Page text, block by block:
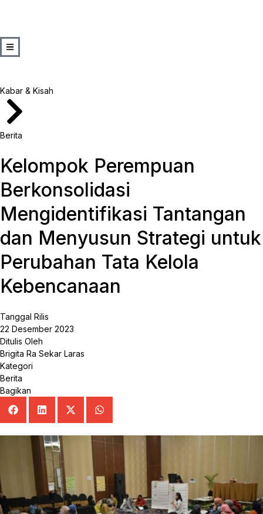
Kabar & Kisah
Berita
Kelompok Perempuan
Berkonsolidasi
Mengidentifikasi Tantangan
dan Menyusun Strategi untuk
Perubahan Tata Kelola
Kebencanaan
Tanggal Rilis
22 Desember 2023
Ditulis Oleh
Brigita Ra Sekar Laras
Kategori
Berita
Bagikan